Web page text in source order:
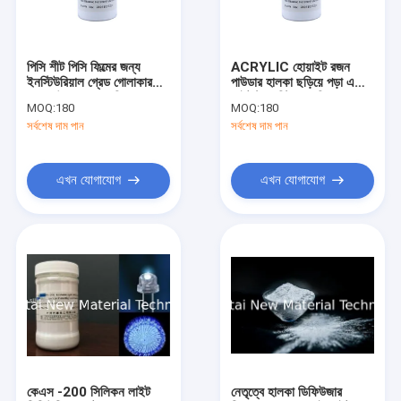
কারখানা ভ্রমণ
যোগাযোগ করুন
জৈব ফেস প্রাইমার
ক্যাপ্রাইলিল মেথিকোন
পলিমিথিলসিলিসকুইক্সেন
পিসি শীট পিসি ফিল্মের জন্য
ইনস্টিউরিয়াল গ্রেড গোলাকার
এজেন্ট
MOQ:180
সর্বশেষ দাম পান
এখন যোগাযোগ
ACRYLIC হোয়াইট রজন
পাউডার হালকা ছড়িয়ে পড়া এজেন্ট
MOQ:180
সর্বশেষ দাম পান
এখন যোগাযোগ
কেএস -200 সিলিকন লাইট
নেতৃত্বে হালকা ডিফিউজার